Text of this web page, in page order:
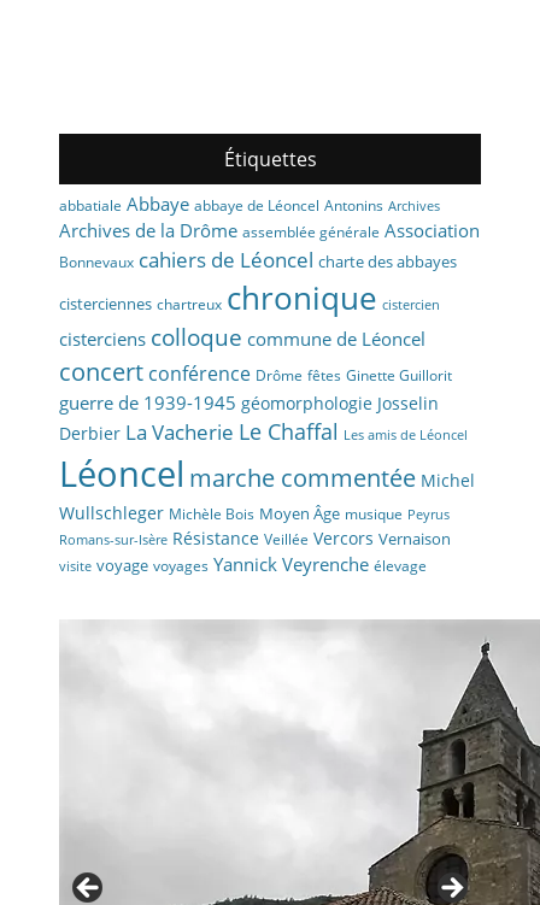
Étiquettes
abbatiale Abbaye abbaye de Léoncel Antonins Archives
Archives de la Drôme assemblée générale Association
Bonnevaux cahiers de Léoncel charte des abbayes
cisterciennes chartreux chronique cistercien
cisterciens colloque commune de Léoncel
concert conférence Drôme fêtes Ginette Guillorit
guerre de 1939-1945 géomorphologie Josselin
Derbier La Vacherie Le Chaffal Les amis de Léoncel
Léoncel marche commentée Michel
Wullschleger Michèle Bois Moyen Âge musique Peyrus
Romans-sur-Isère Résistance Veillée Vercors Vernaison
visite voyage voyages Yannick Veyrenche élevage